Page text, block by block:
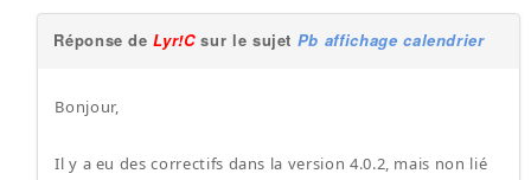
Réponse deLyr!Csur le sujet Pb affichage calendrier
Bonjour,
Il y a eu des correctifs dans la version 4.0.2, mais non lié